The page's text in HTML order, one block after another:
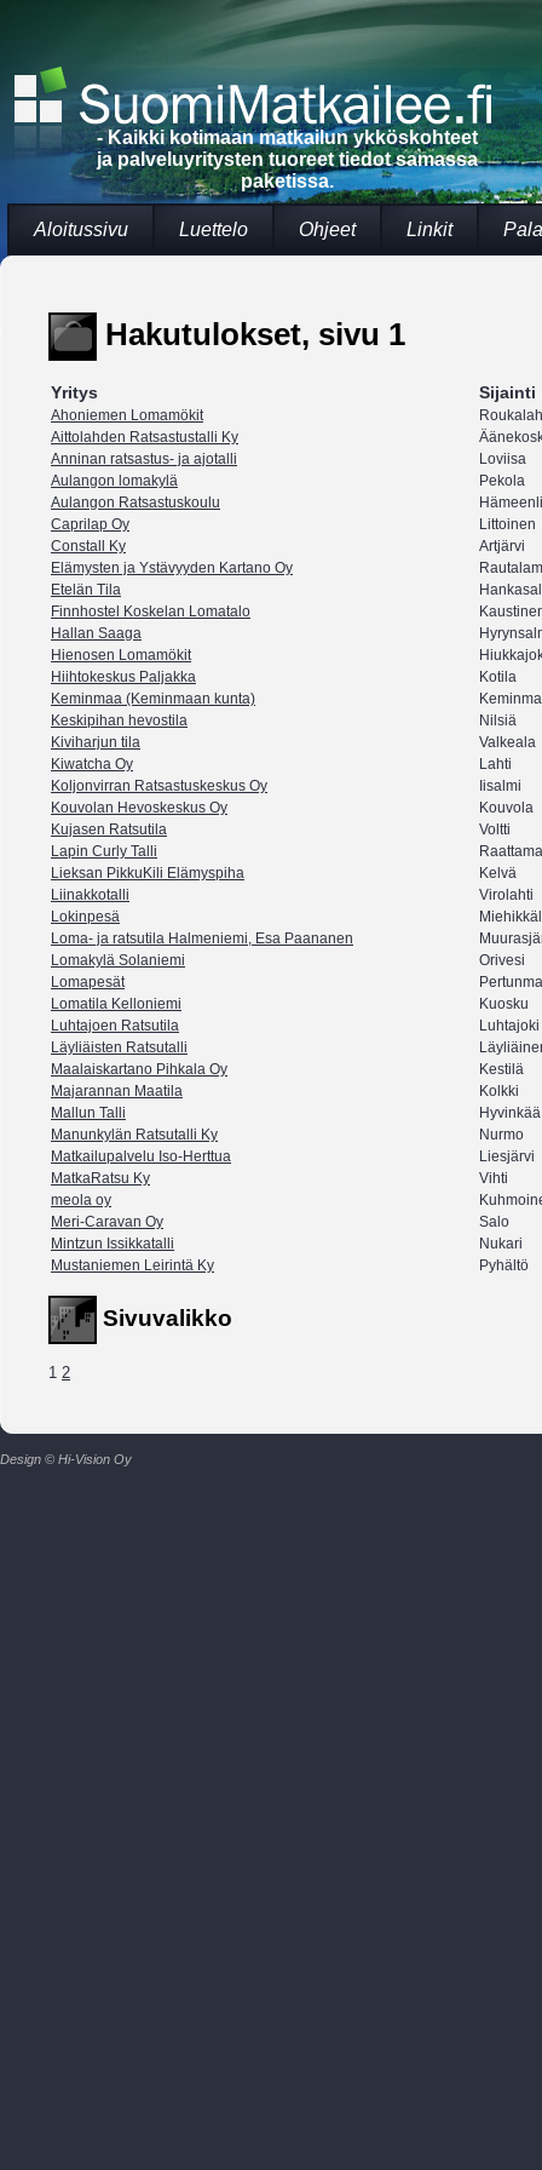
- Kaikki kotimaan matkailun ykköskohteet
ja palveluyritysten tuoreet tiedot samassa
paketissa.
Aloitussivu Luettelo Ohjeet Linkit
Hakutulokset, sivu 1
Yritys Sijainti
Ahoniemen Lomamökit
Aittolahden Ratsastustalli Ky
Anninan ratsastus- ja ajotalli
Loviisa
Aulangon lomakylä
Pekola
Aulangon Ratsastuskoulu
Caprilap Oy
Littoinen
Constall Ky
Artjärvi
Elämysten ja Ystävyyden Kartano Oy
Etelän Tila
Finnhostel Koskelan Lomatalo
Hallan Saaga
Hienosen Lomamökit
Hiihtokeskus Paljakka
Kotila
Keminmaa (Keminmaan kunta)
Keskipihan hevostila
Nilsiä
Kiviharjun tila
Valkeala
Kiwatcha Oy
Lahti
Koljonvirran Ratsastuskeskus Oy
Iisalmi
Kouvolan Hevoskeskus Oy
Kouvola
Kujasen Ratsutila
Voltti
Lapin Curly Talli
Raattama
Lieksan PikkuKili Elämyspiha
Kelvä
Liinakkotalli
Virolahti
Lokinpesä
Loma- ja ratsutila Halmeniemi, Esa Paananen
Lomakylä Solaniemi
Orivesi
Lomapesät
Lomatila Kelloniemi
Kuosku
Luhtajoen Ratsutila
Luhtajoki
Läyliäisten Ratsutalli
Maalaiskartano Pihkala Oy
Kestilä
Majarannan Maatila
Kolkki
Mallun Talli
Hyvinkää
Manunkylän Ratsutalli Ky
Nurmo
Matkailupalvelu Iso-Herttua
Liesjärvi
MatkaRatsu Ky
Vihti
meola oy
Meri-Caravan Oy
Salo
Mintzun Issikkatalli
Nukari
Mustaniemen Leirintä Ky
Pyhältö
Sivuvalikko
1 2
Design © Hi-Vision Oy